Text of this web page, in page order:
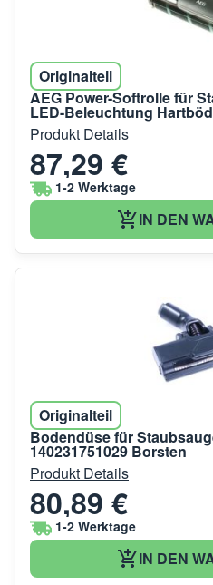
Originalteil
AEG Power-Softrolle für
LED-Beleuchtung
Produkt Details
87,29 €
1-2 Werktage
IN DEN
Originalteil
Bodendüse für
140231751029 Borsten
Produkt Details
80,89 €
1-2 Werktage
IN DEN